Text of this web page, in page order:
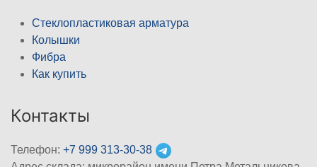
Стеклопластиковая арматура
Колышки
Фибра
Как купить
Контакты
Телефон: +7 999 313-30-38